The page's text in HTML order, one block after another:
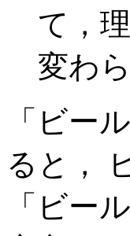
て，
変わ
「ビー
ると，
「ビー